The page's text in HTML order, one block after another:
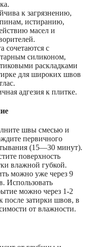
к загрязнению,
истиранию,
масел и
сочетаются с
силиконом,
раскладками
для широких швов
адгезия к плитке.
швы смесью и
первичного
(15—30 минут).
поверхность
влажной губкой.
можно уже через 9
Использовать
можно через 1-2
после затирки швов, в
от влажности.